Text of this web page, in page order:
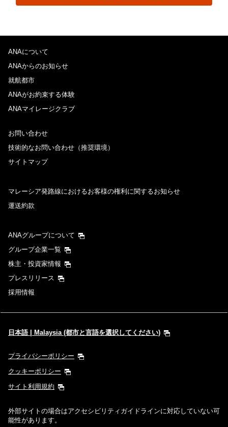
ANAについて
ANAからのお知らせ
就航都市
ANAがお約束する体験
ANAマイレージクラブ
お問い合わせ
技術的なお問い合わせ（推奨環境）
サイトマップ
マレーシア発路線におけるお客様の権利に関するお知らせ
運送約款
ANAグループについて
グループ企業一覧
株主・投資家情報
プレスリリース
採用情報
日本語 | Malaysia (都市と言語を選択してください)
プライバシーポリシー
クッキーポリシー
サイト利用規約
外部サイトの場合はアクセシビリティガイドラインに対応していない可
能性があります。